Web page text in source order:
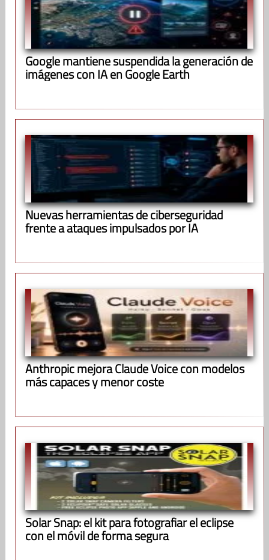
Google mantiene suspendida la generación de
imágenes con IA en Google Earth
Nuevas herramientas de ciberseguridad
frente a ataques impulsados por IA
Anthropic mejora Claude Voice con modelos
más capaces y menor coste
Solar Snap: el kit para fotografiar el eclipse
con el móvil de forma segura